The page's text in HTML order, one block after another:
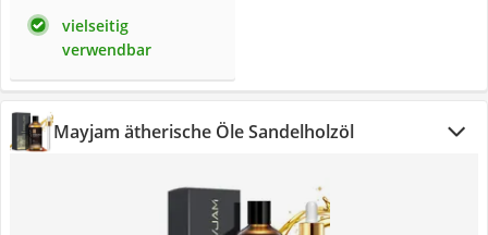
vielseitig
verwendbar
Mayjam ätherische Öle Sandelholzöl